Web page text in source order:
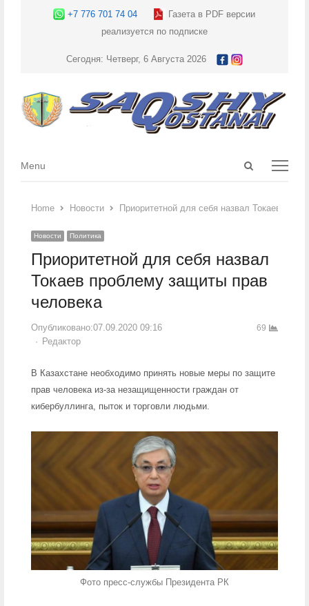
+7 776 701 74 04
Газета в PDF версии
реализуется по подписке
Сегодня: Четверг, 6 Августа 2026
Open
Menu
Menu
Home Новости Приоритетной для себя назвал Токаев
Новости Политика
Приоритетной для себя назвал
Токаев проблему защиты прав
человека
Опубликовано:07.09.2020 09:16
Author
Редактор
69
В Казахстане необходимо принять новые меры по защите
прав человека из-за незащищенности граждан от
кибербуллинга, пыток и торговли людьми.
Фото пресс-службы Президента РК